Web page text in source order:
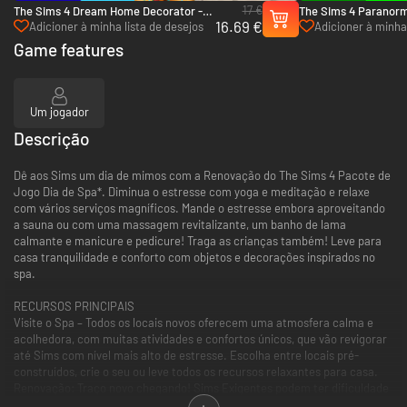
The Sims 4 Dream Home Decorator -
Xbox One & Xbox Series X|S
Adicioner à minha lista de desejos
17 €
16.69 €
The Sims 4
Xbox One & Xbox
Adicioner à
Game features
Um jogador
Descrição
Dê aos Sims um dia de mimos com a Renovação do The Sims 4 Pacote de
Jogo Dia de Spa*. Diminua o estresse com yoga e meditação e relaxe
com vários serviços magníficos. Mande o estresse embora aproveitando
a sauna ou com uma massagem revitalizante, um banho de lama
calmante e manicure e pedicure! Traga as crianças também! Leve para
casa tranquilidade e conforto com objetos e decorações inspirados no
spa.
RECURSOS PRINCIPAIS
Visite o Spa – Todos os locais novos oferecem uma atmosfera calma e
acolhedora, com muitas atividades e confortos únicos, que vão revigorar
até Sims com nível mais alto de estresse. Escolha entre locais pré-
construídos, crie o seu ou leve todos os recursos relaxantes para casa.